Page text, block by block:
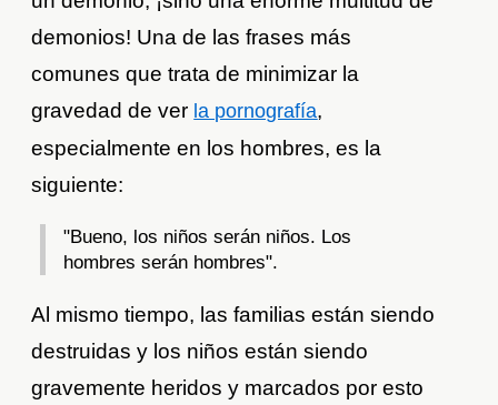
demonios! Una de las frases más
comunes que trata de minimizar la
gravedad de ver la pornografía,
especialmente en los hombres, es la
siguiente:
"Bueno, los niños serán niños. Los
hombres serán hombres".
Al mismo tiempo, las familias están siendo
destruidas y los niños están siendo
gravemente heridos y marcados por esto